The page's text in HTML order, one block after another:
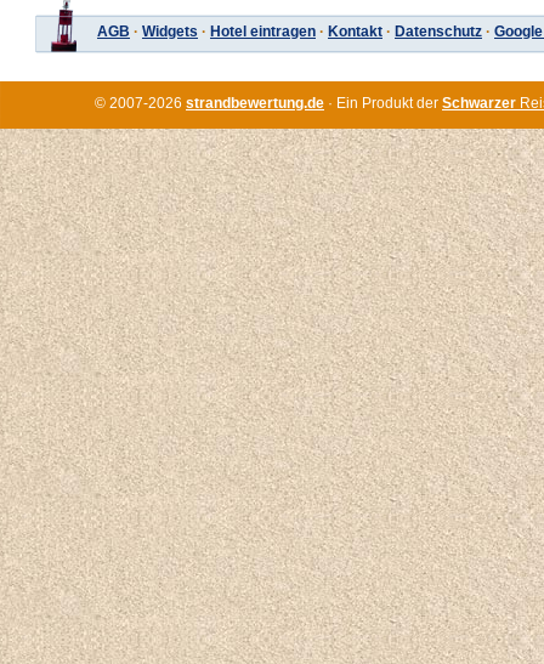
AGB · Widgets · Hotel eintragen · Kontakt · Datenschutz ·
© 2007-2026 strandbewertung.de · Ein Produkt der Schwarzer